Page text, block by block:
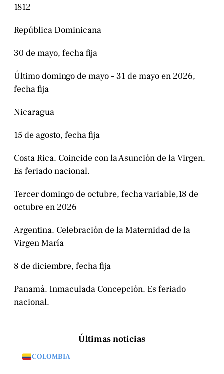
1812
República Dominicana
30 de mayo, fecha fija
Último domingo de mayo – 31 de mayo en 2026,
fecha fija
Nicaragua
15 de agosto, fecha fija
Costa Rica. Coincide con la Asunción de la Virgen.
Es feriado nacional.
Tercer domingo de octubre, fecha variable,18 de
octubre en 2026
Argentina. Celebración de la Maternidad de la
Virgen María
8 de diciembre, fecha fija
Panamá. Inmaculada Concepción. Es feriado
nacional.
Últimas noticias
COLOMBIA